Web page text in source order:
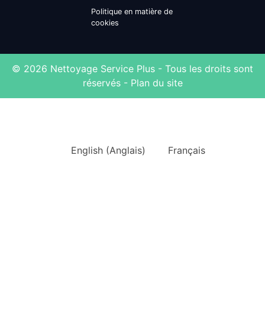
Politique en matière de
cookies
© 2026 Nettoyage Service Plus - Tous les droits sont
réservés - Plan du site
English(Anglais) Français